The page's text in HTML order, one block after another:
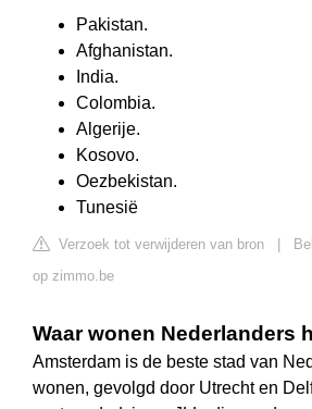
Pakistan.
Afghanistan.
India.
Colombia.
Algerije.
Kosovo.
Oezbekistan.
Tunesië
Verzoek tot verwijderen van bron
op zimmo.be
Waar wonen Nederlanders
Amsterdam is de beste stad van
wonen, gevolgd door Utrecht en